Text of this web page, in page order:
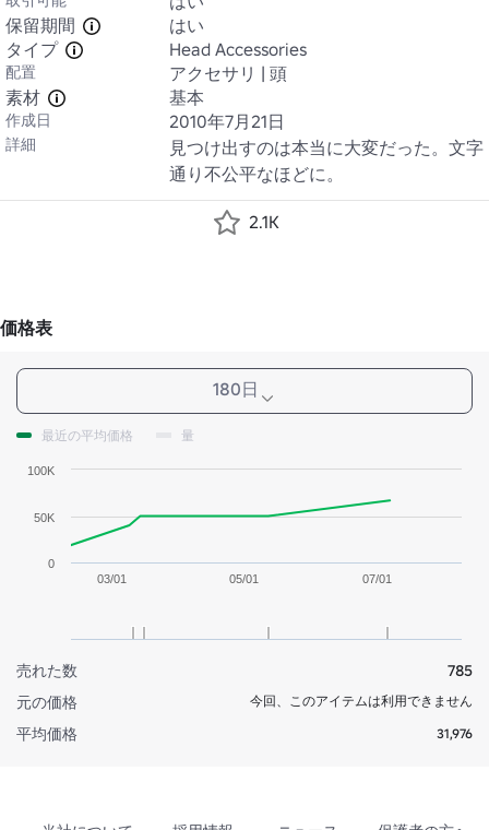
保留期間
はい
タイプ
Head Accessories
配置
アクセサリ | 頭
素材
基本
作成日 2010年7月21日
詳細
見つけ出すのは本当に大変だった。文字
通り不公平なほどに。
2.1K
価格表
180日
最近の平均価格 量
03/01 05/01 07/01
0
50K
100K
売れた数
785
元の価格
今回、このアイテムは利用できません
平均価格 31,976